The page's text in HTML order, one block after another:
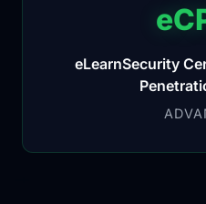
eLearnSecurity